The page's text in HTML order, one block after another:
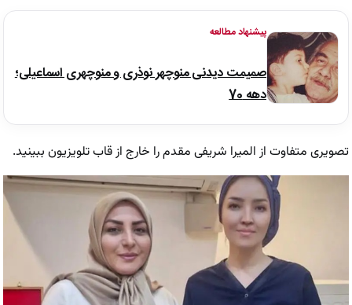
پیشنهاد مطالعه
صمیمت دیدنی منوچهر نوذری و منوچهری اسماعیلی؛
دهه 70
تصویری متفاوت از المیرا شریفی مقدم را خارج از قاب تلویزیون ببینید.